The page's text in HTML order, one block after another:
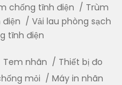
chống tĩnh điện
Trùm
Vải lau phòng sạch
tĩnh điện
Tem nhãn
Thiết bị đo
mỏi
Máy in nhãn